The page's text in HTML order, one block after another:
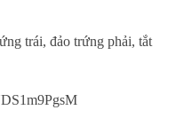
trái, đảo trứng phải, tắt